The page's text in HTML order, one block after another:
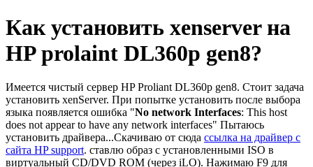
Как установить xenserver на
HP prolaint DL360p gen8?
Имеется чистый сервер HP Proliant DL360p gen8. Стоит задача
установить xenServer. При попытке установить после выбора
языка появляется ошибка "No network Interfaces: This host
does not appear to have any network interfaces" Пытаюсь
установить драйвера...Скачиваю от сюда ссылка на драйвер с
сайта HP support. ставлю образ с установленными ISO в
виртуальный CD/DVD ROM (через iLO). Нажимаю F9 для